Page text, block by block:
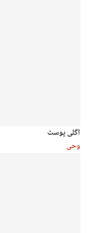
اگلی پوسٹ
وحی